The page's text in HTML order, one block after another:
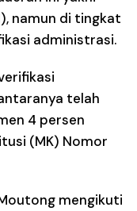
namun di tingkat
administrasi.
telah
4 persen
(MK) Nomor
mengikuti